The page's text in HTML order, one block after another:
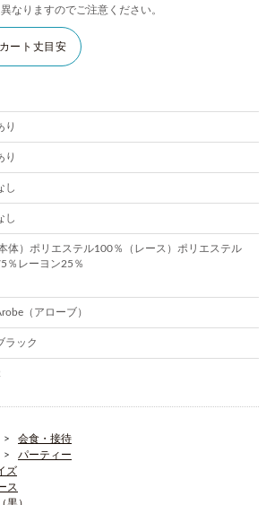
なりますのでご注意ください。
ート丈目安
り
り
し
し
体）ポリエステル100％（レース）ポリエステル
％レーヨン25％
（アローブ）
ラック
会食・接待
パーティー
ズ
ス